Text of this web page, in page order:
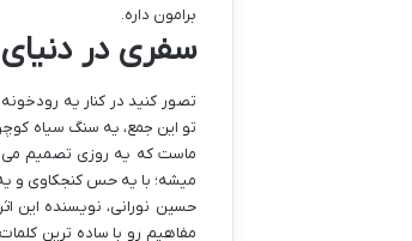
برامون داره.
سفری در
تصور کنید در کنار یه
تو این جمع، یه سنگ سیاه
ماست که یه روزی تصمیم می
میشه؛ با یه حس کنجکاوی و یه
حسین نورانی، نویسنده این
مفاهیم رو با ساده ترین